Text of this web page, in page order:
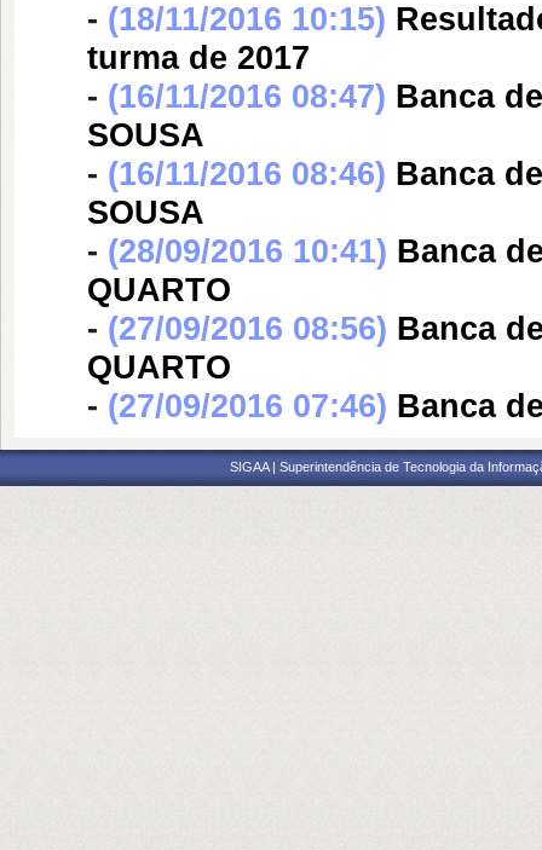
- (18/11/2016 10:15)
turma de 2017
- (16/11/2016 08:47) Banca
SOUSA
- (16/11/2016 08:46) Banca
SOUSA
- (28/09/2016 10:41) Banca
QUARTO
- (27/09/2016 08:56) Banca
QUARTO
- (27/09/2016 07:46) Banca
SIGAA | Superintendência de Tecnologia da